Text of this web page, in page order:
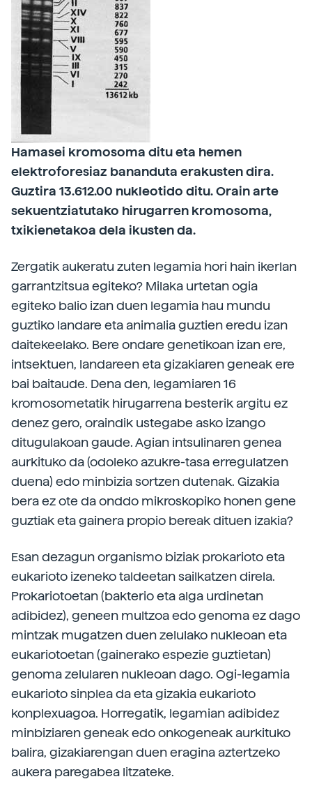
Hamasei kromosoma ditu eta hemen
elektroforesiaz bananduta erakusten dira.
Guztira 13.612.00 nukleotido ditu. Orain arte
sekuentziatutako hirugarren kromosoma,
txikienetakoa dela ikusten da.
Zergatik aukeratu zuten legamia hori hain ikerlan
garrantzitsua egiteko? Milaka urtetan ogia
egiteko balio izan duen legamia hau mundu
guztiko landare eta animalia guztien eredu izan
daitekeelako. Bere ondare genetikoan izan ere,
intsektuen, landareen eta gizakiaren geneak ere
bai baitaude. Dena den, legamiaren 16
kromosometatik hirugarrena besterik argitu ez
denez gero, oraindik ustegabe asko izango
ditugulakoan gaude. Agian intsulinaren genea
aurkituko da (odoleko azukre-tasa erregulatzen
duena) edo minbizia sortzen dutenak. Gizakia
bera ez ote da onddo mikroskopiko honen gene
guztiak eta gainera propio bereak dituen izakia?
Esan dezagun organismo biziak prokarioto eta
eukarioto izeneko taldeetan sailkatzen direla.
Prokariotoetan (bakterio eta alga urdinetan
adibidez), geneen multzoa edo genoma ez dago
mintzak mugatzen duen zelulako nukleoan eta
eukariotoetan (gainerako espezie guztietan)
genoma zelularen nukleoan dago. Ogi-legamia
eukarioto sinplea da eta gizakia eukarioto
konplexuagoa. Horregatik, legamian adibidez
minbiziaren geneak edo onkogeneak aurkituko
balira, gizakiarengan duen eragina aztertzeko
aukera paregabea litzateke.